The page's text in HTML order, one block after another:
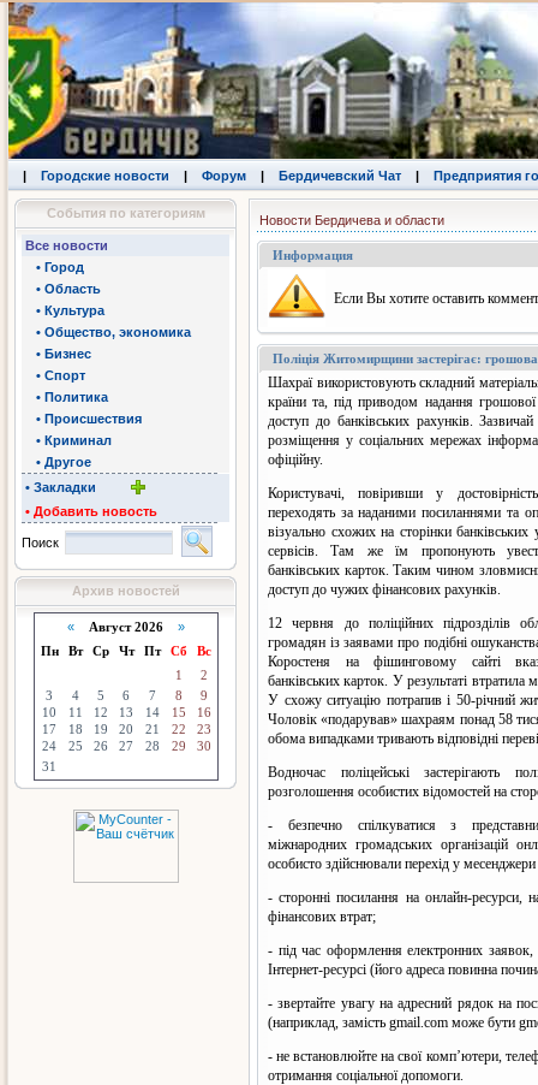
| Городские новости | Форум | Бердичевский Чат | Предприятия
События по категориям
Все новости
• Город
• Область
• Культура
• Общество, экономика
• Бизнес
• Спорт
• Политика
• Происшествия
• Криминал
• Другое
• Закладки
• Добавить новость
Поиск
Архив новостей
«Август 2026 »
Пн
Вт Ср Чт Пт Сб
Вс
1
2
3
4 5 6 7 8
9
10
11 12 13 14 15
16
17
18 19 20 21 22
23
24
25 26 27 28 29
30
31
Новости Бердичева и области
Информация
Eсли Вы хотите оставить
Поліція Житомирщини застерігає:
Шахраї використовують складний
країни та, під приводом надання
доступ до банківських рахунків.
розміщення у соціальних мережах
офіційну.
Користувачі, повіривши у
переходять за наданими посиланнями та
візуально схожих на сторінки
сервісів. Там же їм пропонують
банківських карток. Таким чином
доступ до чужих фінансових рахунків.
12 червня до поліційних підрозділів
громадян із заявами про подібні
Коростеня на фішинговому сайті
банківських карток. У результаті втратила
У схожу ситуацію потрапив і 50-річний
Чоловік «подарував» шахраям понад 58
обома випадками тривають відповідні
Водночас поліцейські застерігають
розголошення особистих відомостей на
- безпечно спілкуватися з
міжнародних громадських організацій
особисто здійснювали перехід у месенджери
- сторонні посилання на онлайн-ресурси,
фінансових втрат;
- під час оформлення електронних заявок,
Інтернет-ресурсі (його адреса повинна
- звертайте увагу на адресний рядок на
(наприклад, замість gmail.com може бути
- не встановлюйте на свої комп’ютери,
отримання соціальної допомоги.